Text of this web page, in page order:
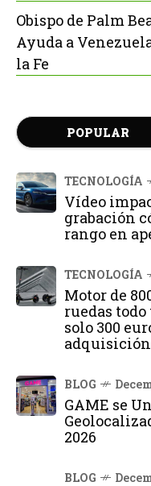
Obispo de Palm
Ayuda a
la Fe
POPULAR
TECNOLOGÍA
Vídeo
grabación
rango en
TECNOLOGÍA
Motor de
ruedas
solo 300
BLOG
GAME se
2026
BLOG